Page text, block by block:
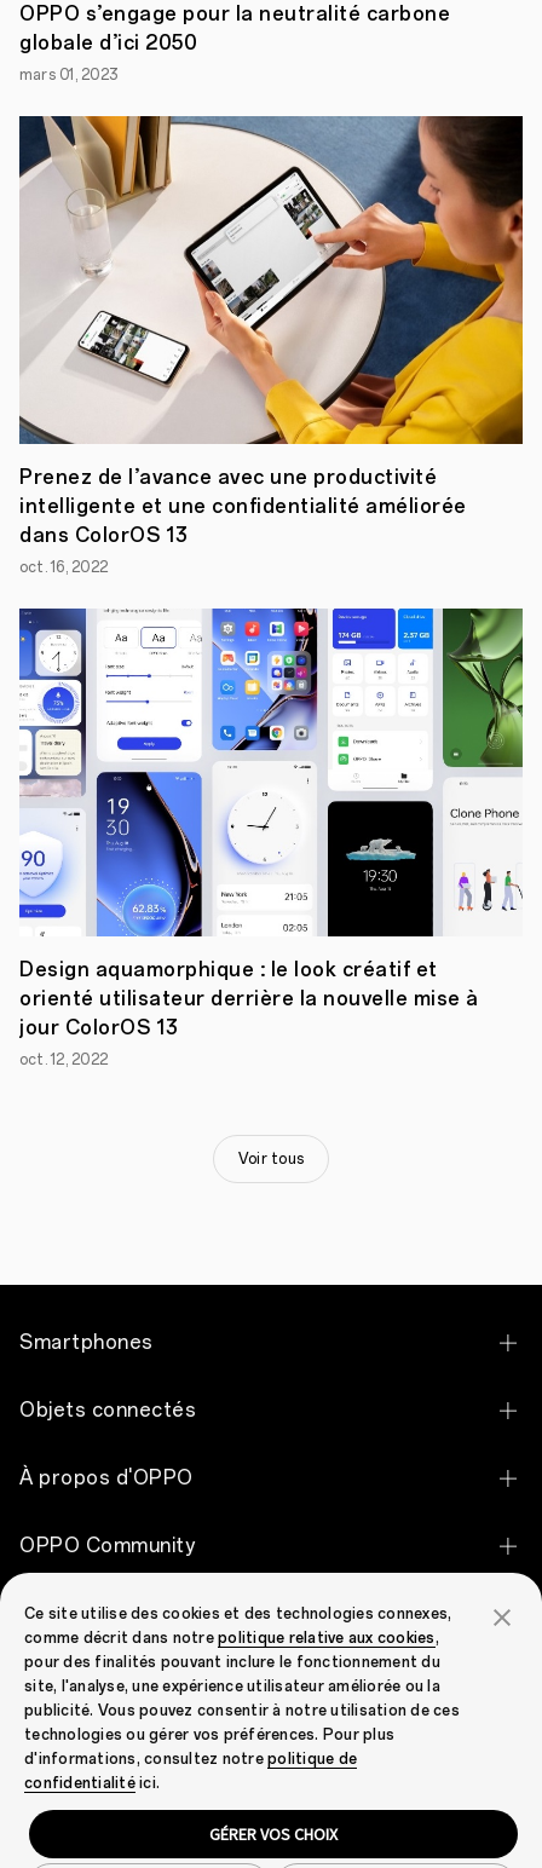
et
les
concrétiser
en
solo.
Voilà
pourquoi
nous
avons
consacré
temps
et
l’attention
nécessaires
à
mise
en
œuvre
afin
de
faire
en
sorte
que
nos
innovations
touchent
un
maximum
personnes.
avons
soigneusement
les
meilleures
sociétés
et
nous
l’intention
de
procéder
à
de
nouveaux
benchmarks
industriels,
de
des
technologies
OPPO s’engage pour la neutralité carbone
globale d’ici 2050
mars 01, 2023
Prenez de l’avance avec une productivité
intelligente et une confidentialité améliorée
dans ColorOS 13
oct. 16, 2022
Design aquamorphique : le look créatif et
orienté utilisateur derrière la nouvelle mise à
jour ColorOS 13
oct. 12, 2022
Voir tous
Smartphones
OPPO Find X9 Ultra
OPPO Find X9
OPPO Reno16 Pro 5G
OPPO Reno16 F 5G
OPPO Reno15 F 5G
OPPO Reno15 5G
OPPO Reno15 Pro 5G
OPPO A6 Pro 5G
OPPO A6 5G
Objets connectés
OPPO Pad 5
OPPO Enco Clip2 Open Earbuds
OPPO Enco X3i
OPPO Enco Buds3 Pro
OPPO Enco Air4 Pro
OPPO Enco Air2
OPPO Watch S
À propos d'OPPO
OPPO Apex Guard
Découvrir
OPPO Community
OPPO Community
Support
Contactez-nous
Statut de la garantie
FAQ
Security Response Center
POLITIQUE DE GARANTIE
Confidentialité
Ce site utilise des cookies et des technologies connexes,
comme décrit dans notre politique relative aux cookies,
pour des finalités pouvant inclure le fonctionnement du
site, l'analyse, une expérience utilisateur améliorée ou la
publicité. Vous pouvez consentir à notre utilisation de ces
technologies ou gérer vos préférences. Pour plus
d'informations, consultez notre politique de
confidentialitéici.
GÉRER VOS CHOIX